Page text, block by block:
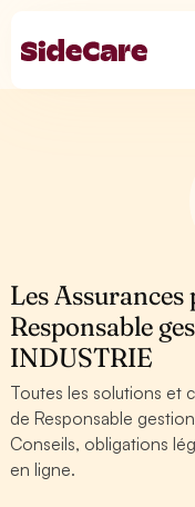
Les
Responsable
INDUSTRIE
Toutes les solutions et
de Responsable
Conseils, obligations
en ligne.